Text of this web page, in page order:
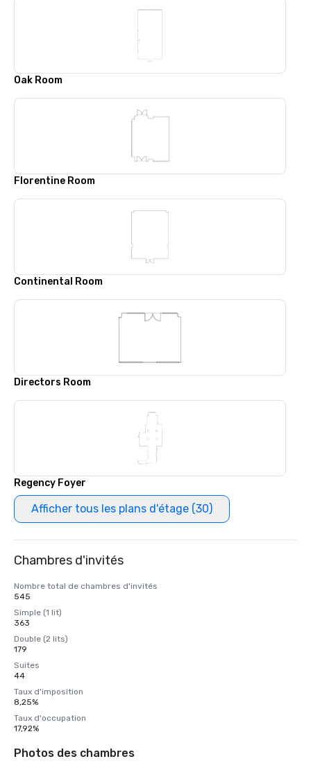
Oak Room
Florentine Room
Continental Room
Directors Room
Regency Foyer
Afficher tous les plans d'étage (30)
Chambres d'invités
Nombre total de chambres d'invités
545
Simple (1 lit)
363
Double (2 lits)
179
Suites
44
Taux d'imposition
8,25%
Taux d'occupation
17,92%
Photos des chambres